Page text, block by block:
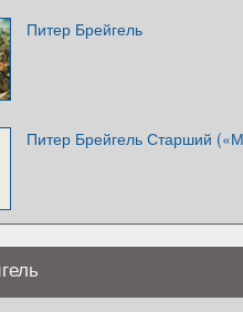
Питер Брейгель
Питер Брейгель Старший